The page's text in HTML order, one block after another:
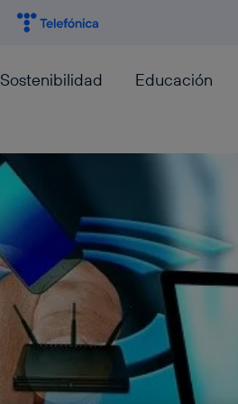
Sostenibilidad Educación